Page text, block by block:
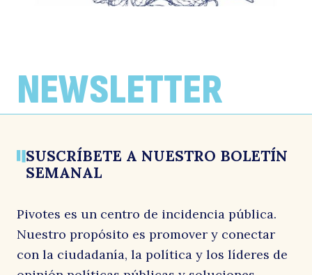
22 julio, 2026
21 julio, 2026
Por: Bernardo Larraín y José Antonio Valenzuela
17 julio, 2026
NEWSLETTER
SUSCRÍBETE A NUESTRO BOLETÍN
SEMANAL
Pivotes es un centro de incidencia pública.
Nuestro propósito es promover y conectar
con la ciudadanía, la política y los líderes de